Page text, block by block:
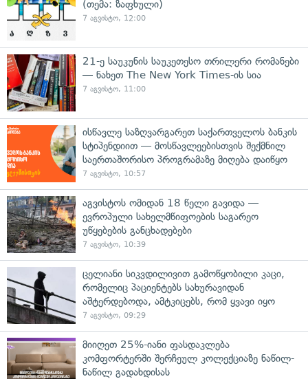
(თემა: ზაფხული)
7 აგვისტო, 12:00
21-ე საუკუნის საუკეთესო თრილერი რომანები
— ნახეთ The New York Times-ის სია
7 აგვისტო, 11:00
ისწავლე საზღვარგარეთ საქართველოს ბანკის
სტიპენდიით — მოსწავლეებისთვის შექმნილ
საერთაშორისო პროგრამაზე მიღება დაიწყო
7 აგვისტო, 10:57
აგვისტოს ომიდან 18 წელი გავიდა —
ევროპული სახელმწიფოების საგარეო
უწყებების განცხადებები
7 აგვისტო, 10:39
ცელიანი სიკვდილივით გამოწყობილი კაცი,
რომელიც პაციენტებს სახურავიდან
აშტერდებოდა, ამტკიცებს, რომ ყვავი იყო
7 აგვისტო, 09:29
მიიღეთ 25%-იანი ფასდაკლება
კომფორტერში შერჩეულ კოლექციაზე ნაწილ-
ნაწილ გადახდისას